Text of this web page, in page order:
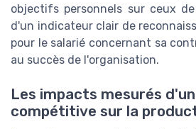
objectifs personnels sur ceux
d'un indicateur clair de
pour le salarié concernant sa
au succès de l'organisation.
Les impacts mesurés
compétitive sur la